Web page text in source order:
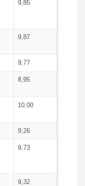
9,85
9,87
9,77
8,95
10,00
9,26
9,73
9,32